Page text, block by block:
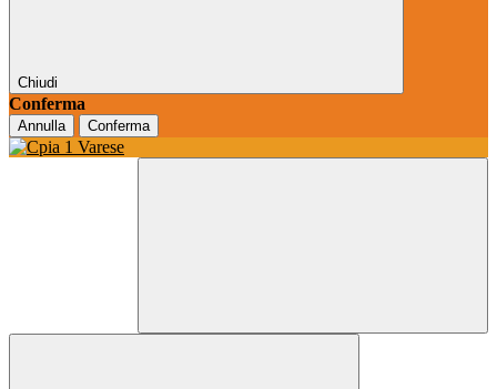
Chiudi
Conferma
Annulla Conferma